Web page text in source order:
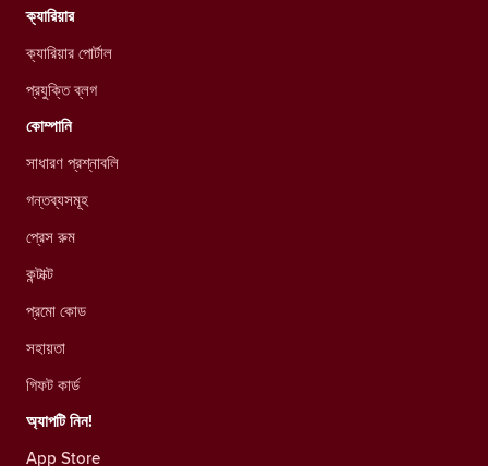
ক্যারিয়ার
ক্যারিয়ার পোর্টাল
প্রযুক্তি ব্লগ
কোম্পানি
সাধারণ প্রশ্নাবলি
গন্তব্যসমূহ
প্রেস রুম
কন্টাক্ট
প্রমো কোড
সহায়তা
গিফট কার্ড
অ্যাপটি নিন!
App Store